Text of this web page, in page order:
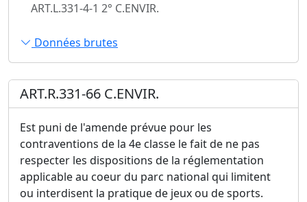
ART.L.331-4-1 2° C.ENVIR.
Données brutes
ART.R.331-66 C.ENVIR.
Est puni de l'amende prévue pour les
contraventions de la 4e classe le fait de ne pas
respecter les dispositions de la réglementation
applicable au coeur du parc national qui limitent
ou interdisent la pratique de jeux ou de sports.